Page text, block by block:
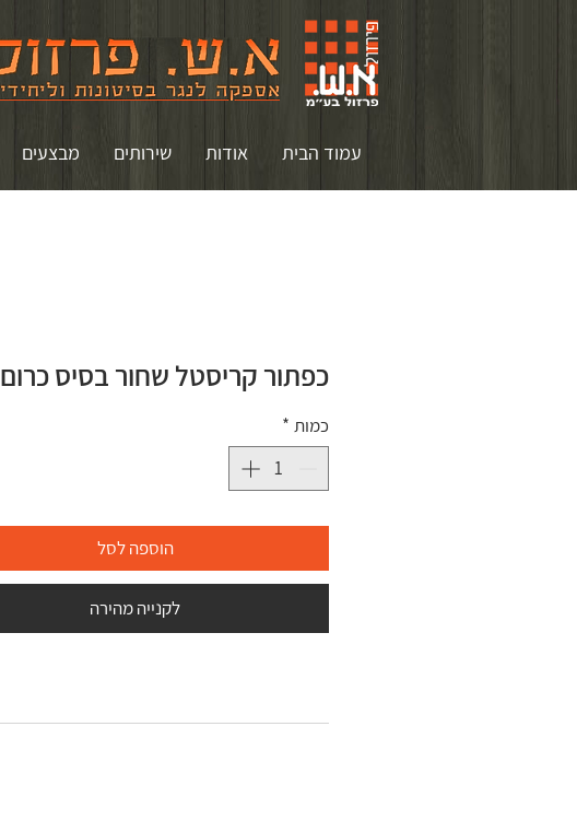
עמוד הבית אודות שירותים מבצעים
כפתור קריסטל שחור בסיס כרום
כמות *
הוספה לסל
לקנייה מהירה